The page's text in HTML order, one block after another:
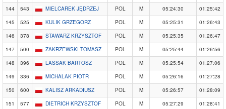
144 543 MIELCAREK JĘDRZEJ POL M 05:24:30
01:25:42
145
525 KULIK GRZEGORZ POL M 05:25:31
01:26:43
146
378 STAWARZ KRZYSZTOF POL M 05:25:35
01:26:47
147
500 ZAKRZEWSKI TOMASZ POL M 05:25:44
01:26:56
148
396 LASSAK BARTOSZ POL M 05:25:54
01:27:06
149
336 MICHALAK PIOTR POL M 05:26:16
01:27:28
150
600 KALISZ ARKADIUSZ POL M 05:26:57
01:28:09
151
577 DIETRICH KRZYSZTOF POL M 05:27:29
01:28:41